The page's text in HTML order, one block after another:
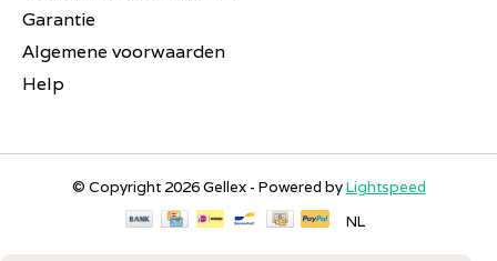
Garantie
Algemene voorwaarden
Help
© Copyright 2026 Gellex - Powered byLightspeed
NL